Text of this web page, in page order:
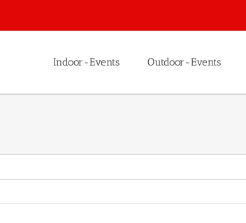
Indoor-Events Outdoor-Events